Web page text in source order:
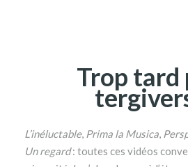
Trop tard
L’inéluctable, Prima la Musica,
Un regard: toutes ces vidéos